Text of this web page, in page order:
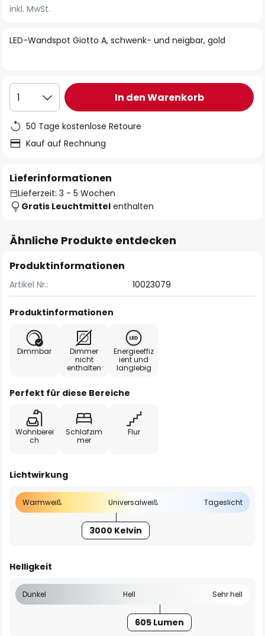
der
springen
LED-Wandspot Giotto A, schwenk- und neigbar, gold
inkl. MwSt.
1 In den Warenkorb
50 Tage kostenlose Retoure
Kauf auf Rechnung
Lieferinformationen
Lieferzeit: 3 - 5 Wochen
Gratis Leuchtmittel enthalten
Ähnliche Produkte entdecken
Produktinformationen
Artikel Nr.: 10023079
Produktinformationen
Dimmbar
Dimmer
nicht
enthalten
Energieeffiz
ient und
langlebig
Perfekt für diese Bereiche
Wohnberei
ch
Schlafzim
mer
Flur
Lichtwirkung
Warmweiß Universalweiß Tageslicht
3000 Kelvin
Helligkeit
Dunkel Hell Sehr hell
605 Lumen